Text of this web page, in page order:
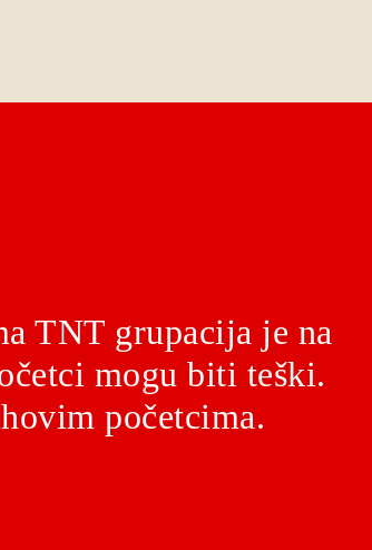
TNT grupacija je na
mogu biti teški.
početcima.